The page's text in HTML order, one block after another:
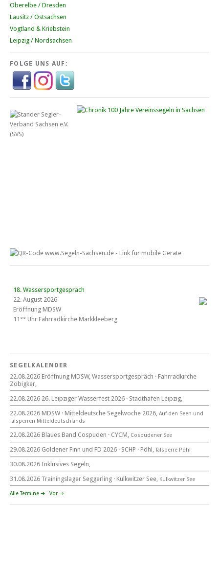
Oberelbe / Dresden
Lausitz / Ostsachsen
Vogtland & Kriebstein
Leipzig / Nordsachsen
FOLGE UNS AUF:
18. Wassersportgespräch
22. August 2026
Eröffnung MDSW
11°° Uhr Fahrrad­kirche Markkleeberg
für alle Segler am See
Mitteldeutsche Segelwoche
22. – 30. August 2026 in Sachsen · Thüringen · Sachsen Anhalt
Goldener Finn und FD 2026
29. – 30. August 2026
beim SCHP auf der Talsperre Pöhl
SEGELKALENDER
22.08.2026 Eröffnung MDSW, Wassersportgespräch · Fahrradkirche
Zöbigker,
22.08.2026 26. Leipziger Wasserfest 2026 · Stadthafen Leipzig,
22.08.2026 MDSW · Mitteldeutsche Segelwoche 2026, Auf den Seen und
Tal­sperren Mittel­deut­sch­lands
22.08.2026 Blaues Band Cospuden · CYCM, Cospudener See
29.08.2026 Goldener Finn und FD 2026 · SCHP · Pöhl, Talsperre Pöhl
30.08.2026 Inklusives Segeln,
31.08.2026 Trainingslager Seggerling · Kulkwitzer See, Kulkwitzer See
Alle Termine ➔ Vor ⇒